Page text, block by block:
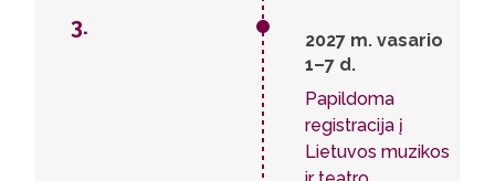
3.
2027 m. vasario
1–7 d.
Papildoma
registracija į
Lietuvos muzikos